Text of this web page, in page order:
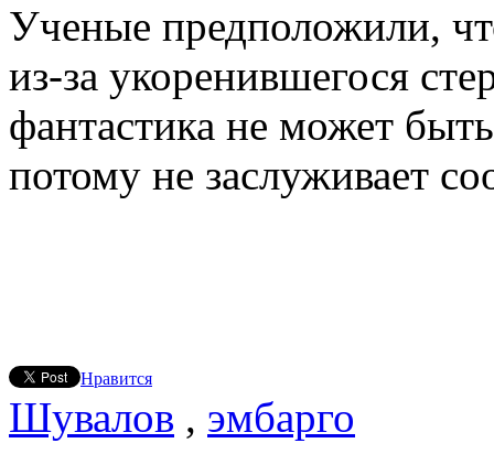
Ученые предположили,
из-за укоренившегося
фантастика не может
потому не заслуживает
Нравится
Шувалов , эмбарго